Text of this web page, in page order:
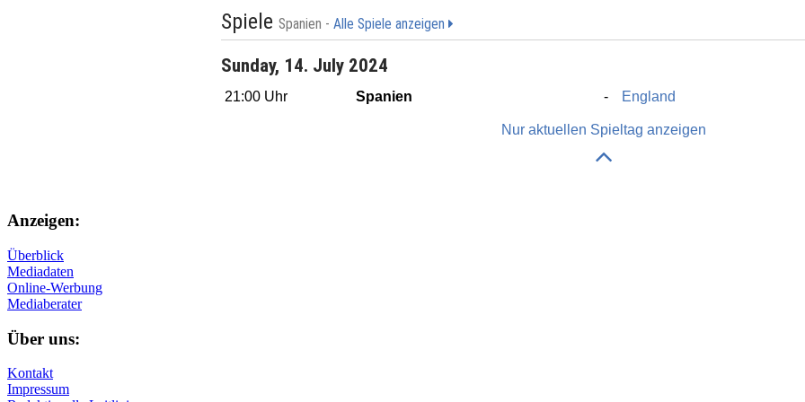
Spiele Spanien - Alle Spiele anzeigen
Sunday, 14. July 2024
21:00 Uhr Spanien England
Nur aktuellen Spieltag anzeigen
Anzeigen:
Überblick
Mediadaten
Online-Werbung
Mediaberater
Über uns:
Kontakt
Impressum